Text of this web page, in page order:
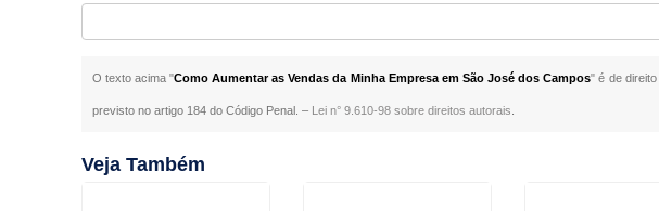
O texto acima "Como Aumentar as Vendas da Minha Empresa em São José dos Campos" é de
previsto no artigo 184 do Código Penal. – Lei n° 9.610-98 sobre direitos autorais
Veja Também